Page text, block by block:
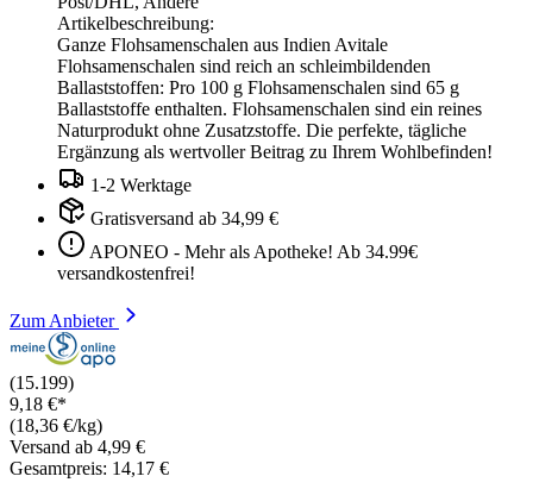
Artikelbeschreibung:
Ganze Flohsamenschalen aus Indien Avitale
Flohsamenschalen sind reich an schleimbildenden
Ballaststoffen: Pro 100 g Flohsamenschalen sind 65 g
Ballaststoffe enthalten. Flohsamenschalen sind ein reines
Naturprodukt ohne Zusatzstoffe. Die perfekte, tägliche
Ergänzung als wertvoller Beitrag zu Ihrem Wohlbefinden!
1-2 Werktage
Gratisversand ab 34,99 €
APONEO - Mehr als Apotheke! Ab 34.99€
versandkostenfrei!
Zum Anbieter
(15.199)
9,18 €*
(18,36 €/kg)
Versand ab 4,99 €
Gesamtpreis: 14,17 €